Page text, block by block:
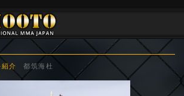
介 都筑海杜